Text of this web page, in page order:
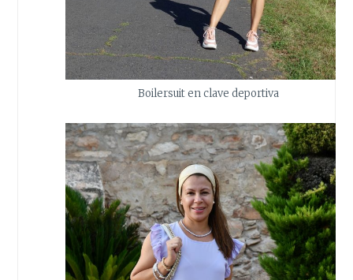
Boilersuit en clave deportiva